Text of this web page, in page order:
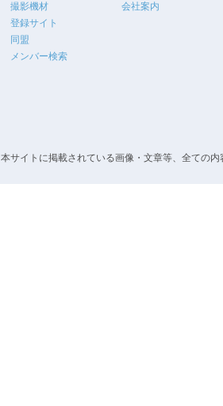
撮影機材
登録サイト
同盟
メンバー検索
会社案内
本サイトに掲載されている画像・文章等、全ての